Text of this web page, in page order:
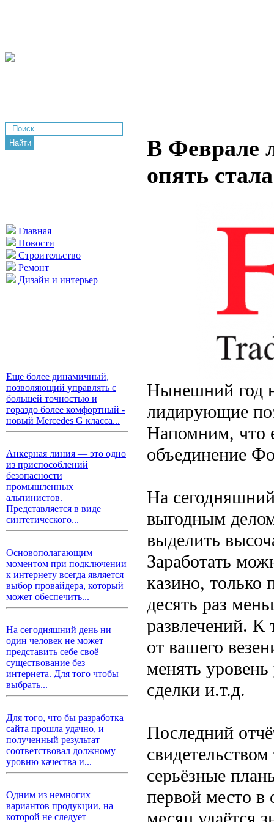
Найти
Главная
Новости
Строительство
Ремонт
Дизайн и интерьер
Еще более динамичный,
позволяющий управлять с
большей точностью и
гораздо более комфортный -
новый Mercedes G класса...
Анкерная линия — это одно
из приспособлений
безопасности
промышленных
альпинистов.
Представляется в виде
синтетического...
Основополагающим
моментом при подключении
к интернету всегда является
выбор провайдера, который
может обеспечить...
На сегодняшний день ни
один человек не может
представить себе своё
существование без
интернета. Для того чтобы
выбрать...
Для того, что бы разработка
сайта прошла удачно, и
полученный результат
соответствовал должному
уровню качества и...
Одним из немногих
вариантов продукции, на
которой не следует
В Феврале
опять
Нынешний год
лидирующие
Напомним, что
объединение
На
выгодным
выделить
Заработать
казино, только
десять раз
развлечений. К
от вашего
менять
сделки и.т.д.
Последний
серьёзные
первой место